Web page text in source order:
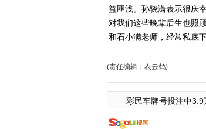
益匪浅。孙骁潇表示很庆
对我们这些晚辈后生也照
和石小满老师，经常私底
(责任编辑：衣云鹤)
彩民车牌号投注中3.9